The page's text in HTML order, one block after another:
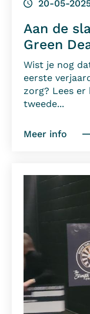
20-05-
Aan de
Green
Wist je nog
eerste
zorg? Lees er
tweede...
Meer info